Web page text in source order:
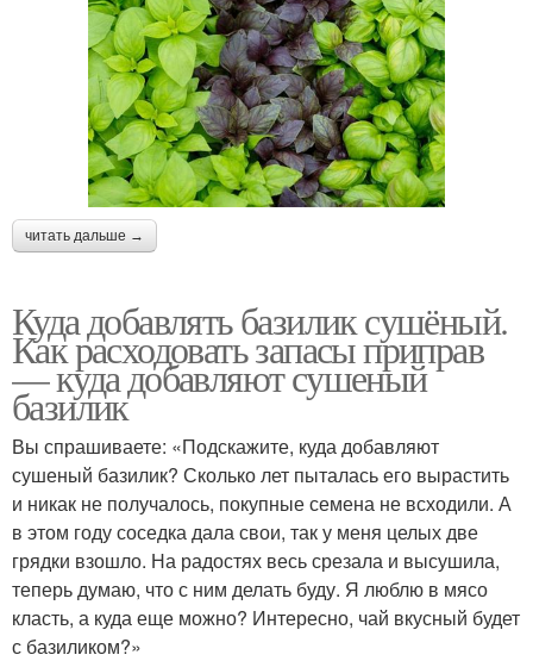
читать дальше →
Куда добавлять базилик сушёный.
Как расходовать запасы приправ
— куда добавляют сушеный
базилик
Вы спрашиваете: «Подскажите, куда добавляют
сушеный базилик? Сколько лет пыталась его вырастить
и никак не получалось, покупные семена не всходили. А
в этом году соседка дала свои, так у меня целых две
грядки взошло. На радостях весь срезала и высушила,
теперь думаю, что с ним делать буду. Я люблю в мясо
класть, а куда еще можно? Интересно, чай вкусный будет
с базиликом?»